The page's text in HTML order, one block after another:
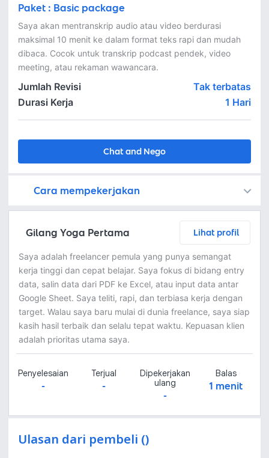
Paket : Basic package
Saya akan mentranskrip audio atau video berdurasi
maksimal 10 menit ke dalam format teks rapi dan mudah
dibaca. Cocok untuk transkrip podcast pendek, video
Jumlah Revisi
Tak terbatas
Durasi Kerja
1 Hari
Chat and Nego
Cara mempekerjakan
Gilang Yoga Pertama Lihat profil
Saya adalah freelancer pemula yang punya semangat
kerja tinggi dan cepat belajar. Saya fokus di bidang entry
data, salin data dari PDF ke Excel, atau input data antar
Google Sheet. Saya teliti, rapi, dan terbiasa kerja dengan
target. Walau saya baru mulai di dunia freelance, saya siap
kasih hasil terbaik dan selalu tepat waktu. Kepuasan klien
adalah prioritas utama saya.
Penyelesaian
-
Terjual
-
Dipekerjakan
ulang
-
Balas
1 menit
Ulasan dari pembeli ()